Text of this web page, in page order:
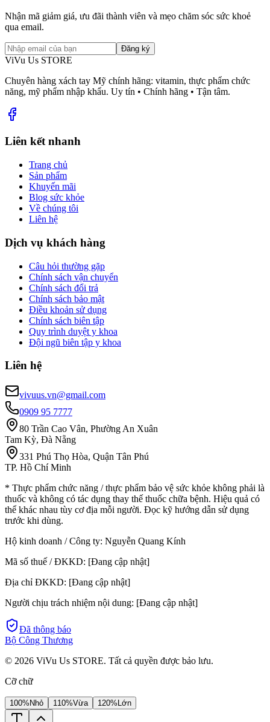
Nhận mã giảm giá, ưu đãi thành viên và mẹo chăm sóc sức khoẻ
qua email.
Đăng ký
ViVu Us STORE
Chuyên hàng xách tay Mỹ chính hãng: vitamin, thực phẩm chức
năng, mỹ phẩm nhập khẩu. Uy tín • Chính hãng • Tận tâm.
Liên kết nhanh
Trang chủ
Sản phẩm
Khuyến mãi
Blog sức khỏe
Về chúng tôi
Liên hệ
Dịch vụ khách hàng
Câu hỏi thường gặp
Chính sách vận chuyển
Chính sách đổi trả
Chính sách bảo mật
Điều khoản sử dụng
Chính sách biên tập
Quy trình duyệt y khoa
Đội ngũ biên tập y khoa
Liên hệ
vivuus.vn@gmail.com
0909 95 7777
80 Trần Cao Vân, Phường An Xuân
Tam Kỳ, Đà Nẵng
331 Phú Thọ Hòa, Quận Tân Phú
TP. Hồ Chí Minh
* Thực phẩm chức năng / thực phẩm bảo vệ sức khỏe không phải là
thuốc và không có tác dụng thay thế thuốc chữa bệnh. Hiệu quả có
thể khác nhau tùy cơ địa mỗi người. Đọc kỹ hướng dẫn sử dụng
trước khi dùng.
Hộ kinh doanh / Công ty: Nguyễn Quang Kính
Mã số thuế / ĐKKD: [Đang cập nhật]
Địa chỉ ĐKKD: [Đang cập nhật]
Người chịu trách nhiệm nội dung: [Đang cập nhật]
Đã thông báo
Bộ Công Thương
© 2026 ViVu Us STORE. Tất cả quyền được bảo lưu.
Cỡ chữ
100% Nhỏ 110%Vừa 120% Lớn